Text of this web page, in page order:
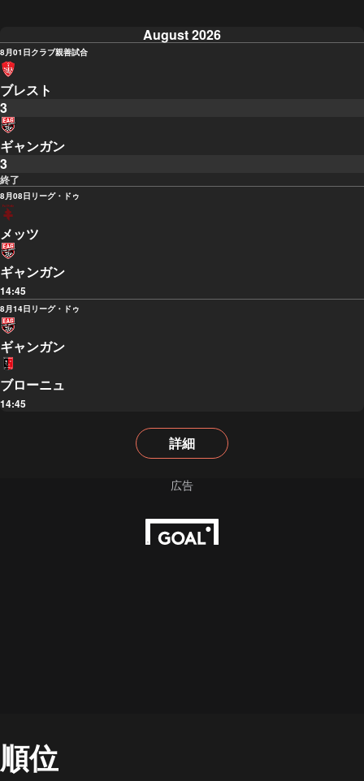
August 2026
8月01日クラブ親善試合
ブレスト
3
ギャンガン
3
終了
8月08日 リーグ・ドゥ
メッツ
ギャンガン
14:45
8月14日 リーグ・ドゥ
ギャンガン
ブローニュ
14:45
詳細
順位